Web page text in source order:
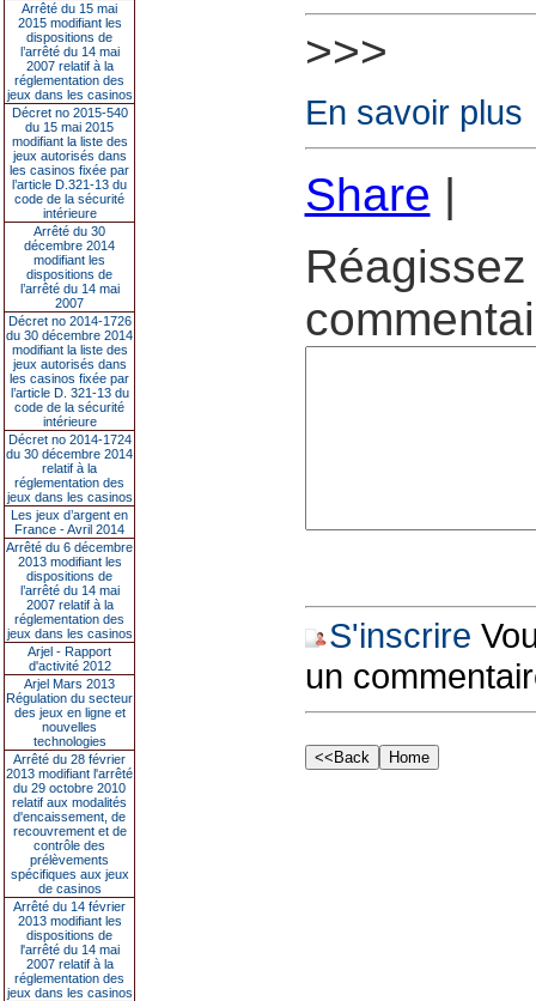
Arrêté du 15 mai
2015 modifiant les
dispositions de
l’arrêté du 14 mai
2007 relatif à la
réglementation des
jeux dans les casinos
Décret no 2015-540
du 15 mai 2015
modifiant la liste des
jeux autorisés dans
les casinos fixée par
l’article D.321-13 du
code de la sécurité
intérieure
Arrêté du 30
décembre 2014
modifiant les
dispositions de
l’arrêté du 14 mai
2007
Décret no 2014-1726
du 30 décembre 2014
modifiant la liste des
jeux autorisés dans
les casinos fixée par
l’article D. 321-13 du
code de la sécurité
intérieure
Décret no 2014-1724
du 30 décembre 2014
relatif à la
réglementation des
jeux dans les casinos
Les jeux d’argent en
France - Avril 2014
Arrêté du 6 décembre
2013 modifiant les
dispositions de
l’arrêté du 14 mai
2007 relatif à la
réglementation des
jeux dans les casinos
Arjel - Rapport
d'activité 2012
Arjel Mars 2013
Régulation du secteur
des jeux en ligne et
nouvelles
technologies
Arrêté du 28 février
2013 modifiant l'arrêté
du 29 octobre 2010
relatif aux modalités
d'encaissement, de
recouvrement et de
contrôle des
prélèvements
spécifiques aux jeux
de casinos
Arrêté du 14 février
2013 modifiant les
dispositions de
l'arrêté du 14 mai
2007 relatif à la
réglementation des
jeux dans les casinos
>>>
En savoir plus
Share |
S'inscrire
un